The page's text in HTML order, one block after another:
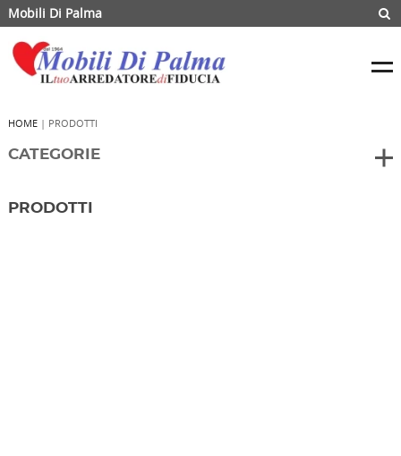
Mobili Di Palma
HOME| PRODOTTI
CATEGORIE
PRODOTTI